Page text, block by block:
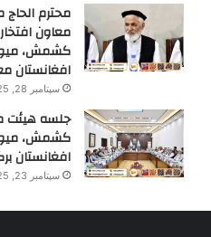
محترم
معاون
کشمش،
افغانستان
سپتامبر 28, 2025
جلسه هیئت
کشمش،
افغانستان
سپتامبر 23, 2025